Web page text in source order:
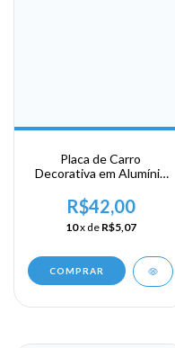
Placa de Carro
Decorativa em Alumínio
Viagem a Curação
R$42,00
10x de R$5,07
COMPRAR